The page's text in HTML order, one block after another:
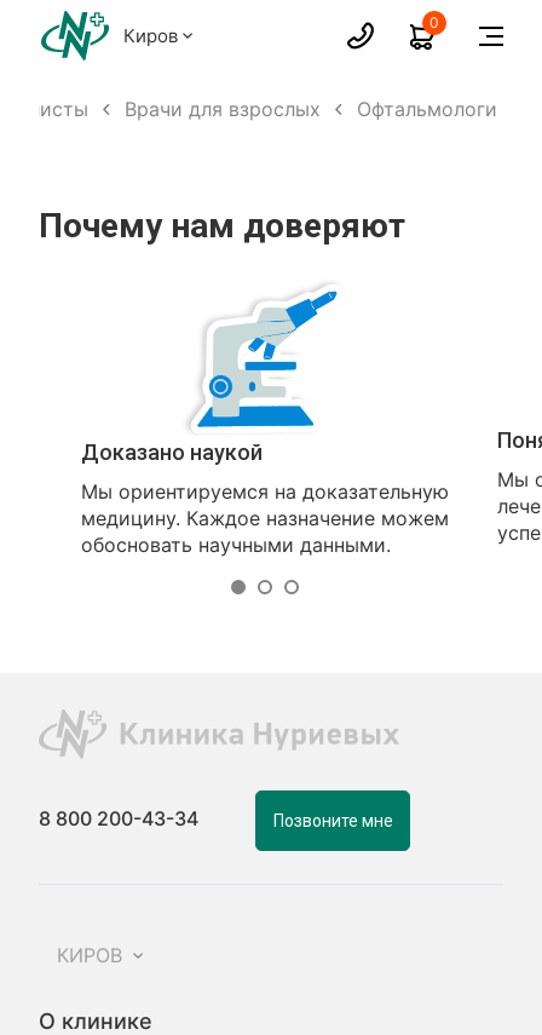
Киров
0
Врачи для взрослых Офтальмологи
Почему нам доверяют
Доказано наукой
Мы ориентируемся на доказательную
медицину. Каждое назначение можем
обосновать научными данными.
Мы
8 800 200-43-34 Позвоните мне
КИРОВ
О клинике